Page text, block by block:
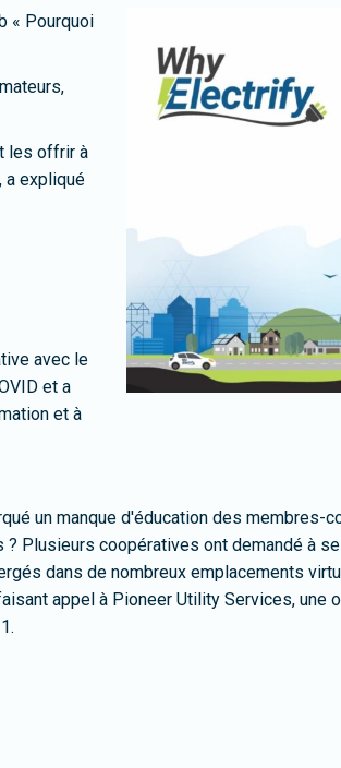
« Pourquoi
les offrir à
a expliqué
avec le
et a
et à
un manque d'éducation des membres-
Plusieurs coopératives ont demandé à
dans de nombreux emplacements
appel à Pioneer Utility Services, une